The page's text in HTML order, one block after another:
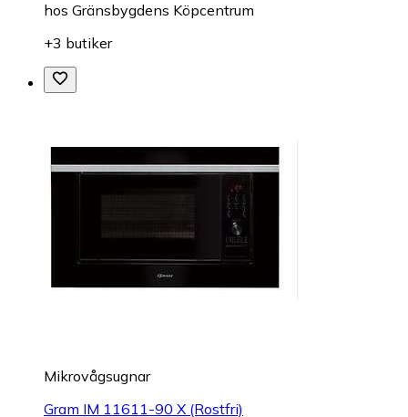
hos Gränsbygdens Köpcentrum
+3 butiker
Mikrovågsugnar
Gram IM 11611-90 X (Rostfri)